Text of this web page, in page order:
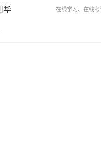
华 在线学习、在线考